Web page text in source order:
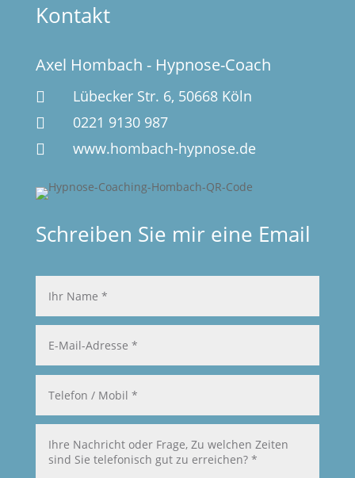
Kontakt
Axel Hombach - Hypnose-Coach
 Lübecker Str. 6, 50668 Köln
 0221 9130 987
 www.hombach-hypnose.de
Schreiben Sie mir eine Email